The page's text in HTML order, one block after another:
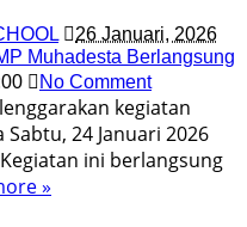
26 Januari, 2026
Muhadesta Berlangsung
No Comment
kegiatan
Sabtu, 24 Januari 2026
ini berlangsung
»